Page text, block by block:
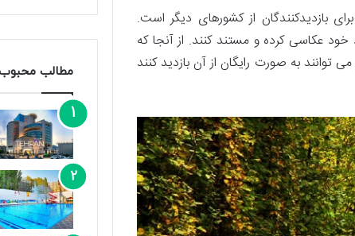
از کشورهای دیگر است.
عکاسی کرده و مستند کنند. از آنجا که
به صورت رایگان از آن بازدید کنند
مطالب